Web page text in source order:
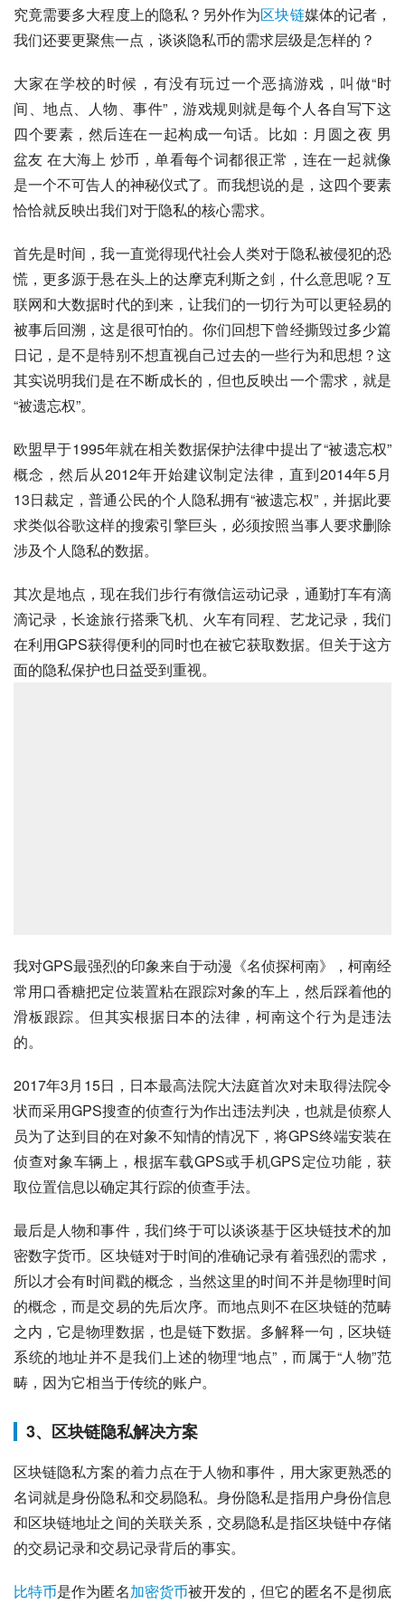
究竟需要多大程度上的隐私？另外作为区块链媒体的记者，
我们还要更聚焦一点，谈谈隐私币的需求层级是怎样的？
大家在学校的时候，有没有玩过一个恶搞游戏，叫做“时
间、地点、人物、事件”，游戏规则就是每个人各自写下这
四个要素，然后连在一起构成一句话。比如：月圆之夜 男
盆友 在大海上 炒币，单看每个词都很正常，连在一起就像
是一个不可告人的神秘仪式了。而我想说的是，这四个要素
恰恰就反映出我们对于隐私的核心需求。
首先是时间，我一直觉得现代社会人类对于隐私被侵犯的恐
慌，更多源于悬在头上的达摩克利斯之剑，什么意思呢？互
联网和大数据时代的到来，让我们的一切行为可以更轻易的
被事后回溯，这是很可怕的。你们回想下曾经撕毁过多少篇
日记，是不是特别不想直视自己过去的一些行为和思想？这
其实说明我们是在不断成长的，但也反映出一个需求，就是
“被遗忘权”。
欧盟早于1995年就在相关数据保护法律中提出了“被遗忘权”
概念，然后从2012年开始建议制定法律，直到2014年5月
13日裁定，普通公民的个人隐私拥有“被遗忘权”，并据此要
求类似谷歌这样的搜索引擎巨头，必须按照当事人要求删除
涉及个人隐私的数据。
其次是地点，现在我们步行有微信运动记录，通勤打车有滴
滴记录，长途旅行搭乘飞机、火车有同程、艺龙记录，我们
在利用GPS获得便利的同时也在被它获取数据。但关于这方
面的隐私保护也日益受到重视。
我对GPS最强烈的印象来自于动漫《名侦探柯南》，柯南经
常用口香糖把定位装置粘在跟踪对象的车上，然后踩着他的
滑板跟踪。但其实根据日本的法律，柯南这个行为是违法
的。
2017年3月15日，日本最高法院大法庭首次对未取得法院令
状而采用GPS搜查的侦查行为作出违法判决，也就是侦察人
员为了达到目的在对象不知情的情况下，将GPS终端安装在
侦查对象车辆上，根据车载GPS或手机GPS定位功能，获
取位置信息以确定其行踪的侦查手法。
最后是人物和事件，我们终于可以谈谈基于区块链技术的加
密数字货币。区块链对于时间的准确记录有着强烈的需求，
所以才会有时间戳的概念，当然这里的时间不并是物理时间
的概念，而是交易的先后次序。而地点则不在区块链的范畴
之内，它是物理数据，也是链下数据。多解释一句，区块链
系统的地址并不是我们上述的物理“地点”，而属于“人物”范
畴，因为它相当于传统的账户。
3、区块链隐私解决方案
区块链隐私方案的着力点在于人物和事件，用大家更熟悉的
名词就是身份隐私和交易隐私。身份隐私是指用户身份信息
和区块链地址之间的关联关系，交易隐私是指区块链中存储
的交易记录和交易记录背后的事实。
比特币是作为匿名加密货币被开发的，但它的匿名不是彻底